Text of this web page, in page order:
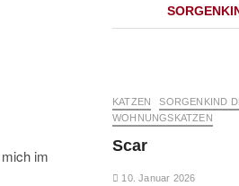
im
KATZEN SORGENKIND
WOHNUNGSKATZEN
Scar
10. Januar 2026